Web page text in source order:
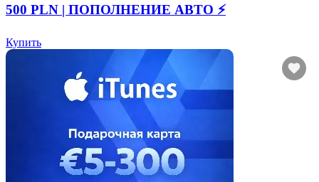
500 PLN | ПОПОЛНЕНИЕ АВТО ⚡
Купить